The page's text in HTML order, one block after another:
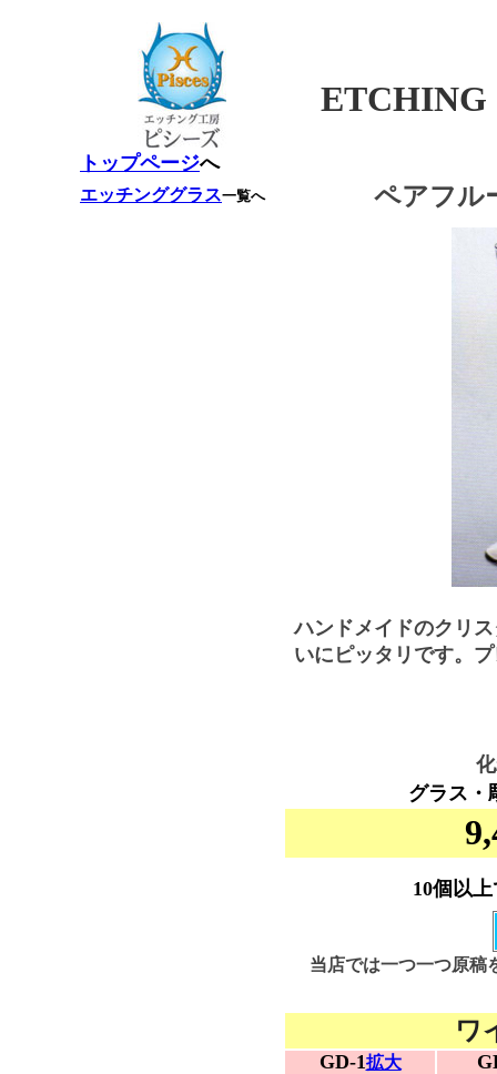
ETCHING
トップページへ
エッチンググラス一覧へ ペアフル
ハンドメイドのクリ
いにピッタリです。
グラス・
10個以
当店では一つ一つ原稿
ワ
GD-1拡大